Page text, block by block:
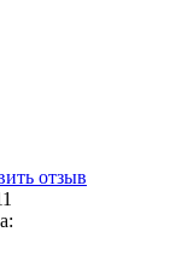
отзыв